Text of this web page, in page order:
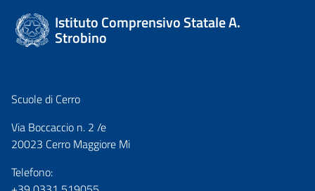
Istituto Comprensivo Statale A.
Strobino
Scuole di Cerro
Via Boccaccio n. 2 /e
20023 Cerro Maggiore Mi
Telefono: